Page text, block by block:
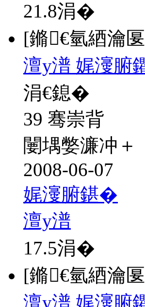
21.8涓�
[鏅€氫綇瀹匽
澶у潽 娓濅腑
涓€鎴�
39 骞崇背
闄堣嫳濂冲＋
2008-06-07
娓濅腑鍖�
澶у潽
17.5涓�
[鏅€氫綇瀹匽
澶у潽 娓濅腑